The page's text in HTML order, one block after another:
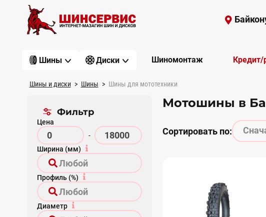
Шины Диски Шиномонтаж Кредит/
Шины и диски Шины Шины для мототехники
Фильтр
Цена
-
Ширина (мм)
Профиль (%)
Диаметр
Мотошины в
Сортировать по: